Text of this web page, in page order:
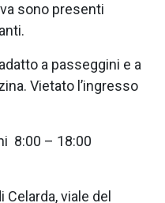
sono presenti
a passeggini e a
Vietato l’ingresso
8:00 – 18:00
viale del